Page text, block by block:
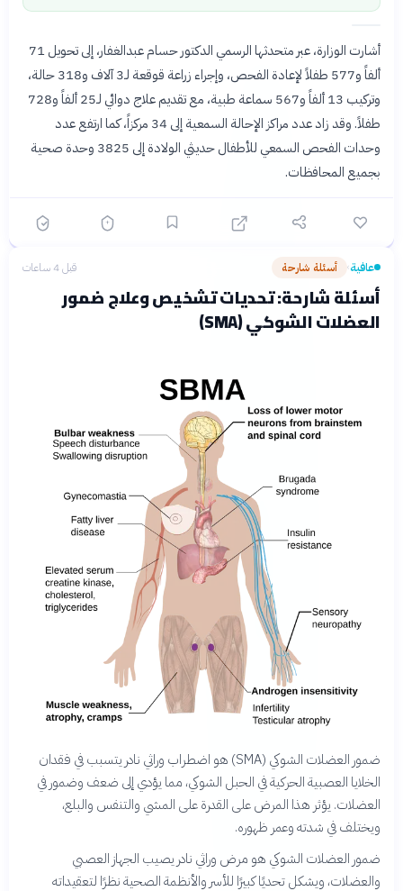
أشارت الوزارة، عبر متحدثها الرسمي الدكتور حسام عبدالغفار، إلى تحويل 71
ألفاً و577 طفلاً لإعادة الفحص، وإجراء زراعة قوقعة لـ3 آلاف و318 حالة،
وتركيب 13 ألفاً و567 سماعة طبية، مع تقديم علاج دوائي لـ25 ألفاً و728
طفلاً. وقد زاد عدد مراكز الإحالة السمعية إلى 34 مركزاً، كما ارتفع عدد
وحدات الفحص السمعي للأطفال حديثي الولادة إلى 3825 وحدة صحية
بجميع المحافظات.
عافية› أسئلة شارحة قبل 4 ساعات
أسئلة شارحة: تحديات تشخيص وعلاج ضمور
العضلات الشوكي (SMA)
ضمور العضلات الشوكي (SMA) هو اضطراب وراثي نادر يتسبب في فقدان
الخلايا العصبية الحركية في الحبل الشوكي، مما يؤدي إلى ضعف وضمور في
العضلات. يؤثر هذا المرض على القدرة على المشي والتنفس والبلع،
ويختلف في شدته وعمر ظهوره.
ضمور العضلات الشوكي هو مرض وراثي نادر يصيب الجهاز العصبي
والعضلات، ويشكل تحديًا كبيرًا للأسر والأنظمة الصحية نظرًا لتعقيداته